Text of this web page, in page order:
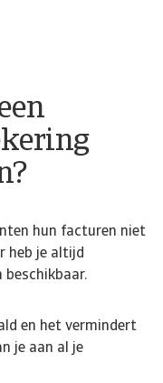
hun facturen niet
heb je altijd
beschikbaar.
en het vermindert
je aan al je